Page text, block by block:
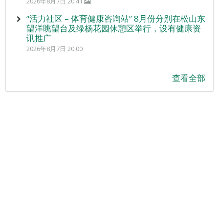
“活力社区 – 体育健康咨询站” 8月份分别在松山东
望洋眺望台及绿杨花园休憩区举行，设有健康资
讯推广
2026年8月7日 20:00
查看全部